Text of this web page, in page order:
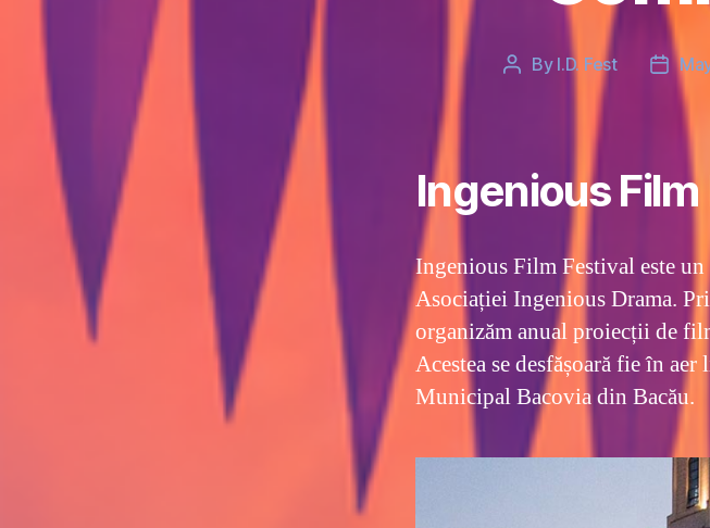
Post
By I.D. Fest
Post
date
Ingenious
Ingenious Film Festival este
Asociației Ingenious Drama.
organizăm anual proiecții de
Acestea se desfășoară fie în
Municipal Bacovia din Bacău.